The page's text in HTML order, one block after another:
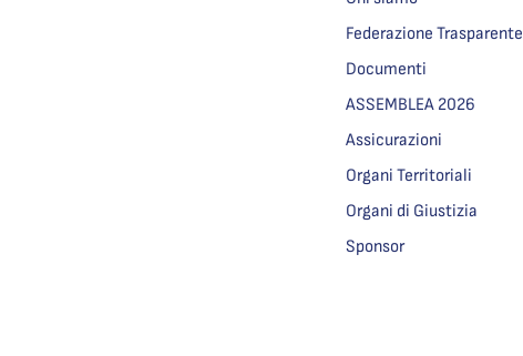
Federazione Trasparente
Documenti
ASSEMBLEA 2026
Assicurazioni
Organi Territoriali
Organi di Giustizia
Sponsor